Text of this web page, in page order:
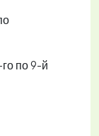
по 9-й